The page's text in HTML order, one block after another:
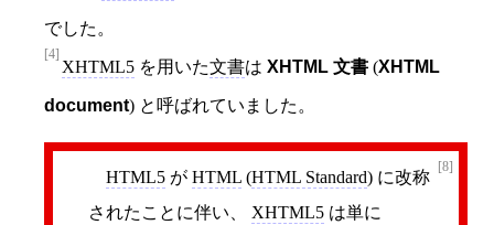
でした。
[4]
XHTML5 を用いた文書は XHTML 文書 (XHTML
document) と呼ばれていました。
[8]
HTML5 が HTML (HTML Standard) に改称
されたことに伴い、 XHTML5 は単に